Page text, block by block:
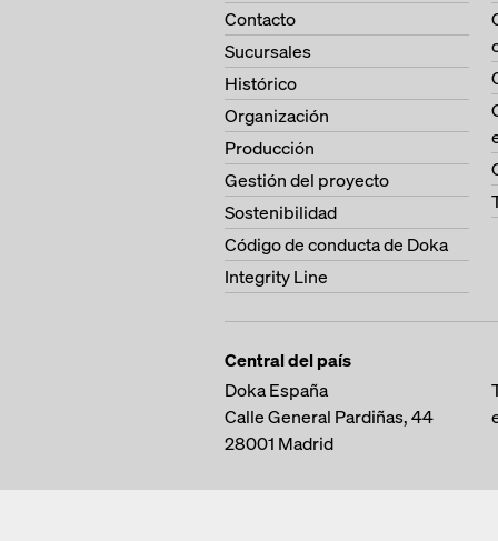
Contacto
Sucursales
Histórico
Organización
Producción
Gestión del proyecto
Sostenibilidad
Código de conducta de Doka
Integrity Line
Central del país
Doka España
Calle General Pardiñas, 44
28001 Madrid